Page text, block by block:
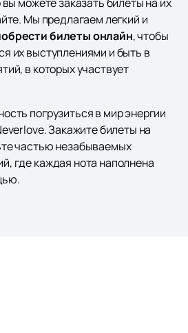
Мы предлагаем легкий и
билеты онлайн, чтобы
их выступлениями и быть в
в которых участвует
погрузиться в мир энергии
Закажите билеты на
частью незабываемых
где каждая нота наполнена